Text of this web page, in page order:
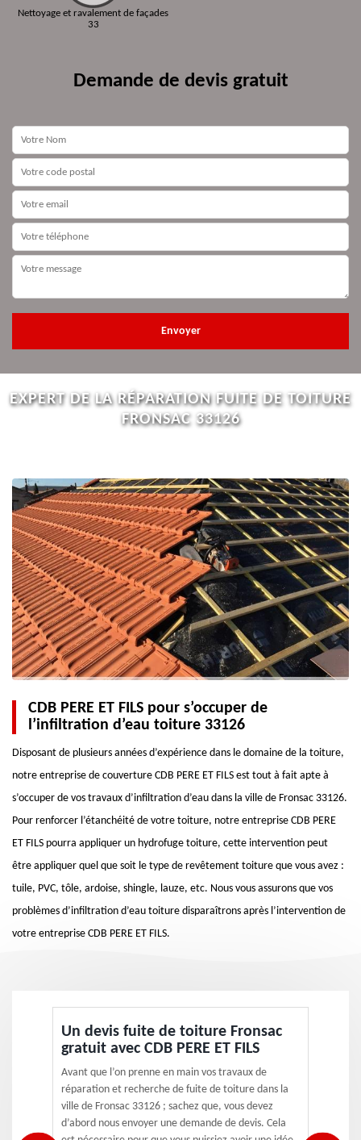
Nettoyage et ravalement de façades
33
Demande de devis gratuit
EXPERT DE LA RÉPARATION FUITE DE TOITURE
FRONSAC 33126
CDB PERE ET FILS pour s’occuper de
l’infiltration d’eau toiture 33126
Disposant de plusieurs années d’expérience dans le domaine de la toiture,
notre entreprise de couverture CDB PERE ET FILS est tout à fait apte à
s’occuper de vos travaux d’infiltration d’eau dans la ville de Fronsac 33126.
Pour renforcer l’étanchéité de votre toiture, notre entreprise CDB PERE
ET FILS pourra appliquer un hydrofuge toiture, cette intervention peut
être appliquer quel que soit le type de revêtement toiture que vous avez :
tuile, PVC, tôle, ardoise, shingle, lauze, etc. Nous vous assurons que vos
problèmes d’infiltration d’eau toiture disparaîtrons après l’intervention de
votre entreprise CDB PERE ET FILS.
Un devis fuite de toiture Fronsac
gratuit avec CDB PERE ET FILS
Avant que l’on prenne en main vos travaux de
réparation et recherche de fuite de toiture dans la
ville de Fronsac 33126 ; sachez que, vous devez
d’abord nous envoyer une demande de devis. Cela